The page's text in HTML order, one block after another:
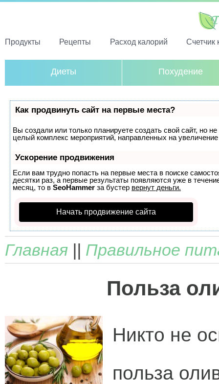
Продукты Рецепты Расход калорий Счетчик
Диеты Похудение
Как продвинуть сайт на первые места?
Вы создали или только планируете создать свой сайт, но
целый комплекс мероприятий, направленных на
Ускорение продвижения
Если вам трудно попасть на первые места в поиске
десятки раз, а первые результаты появляются уже в
месяц, то в SeoHammer за бустер вернут деньги.
Начать продвижение сайта
Главная || Правильное
Польза
Никто не
польза